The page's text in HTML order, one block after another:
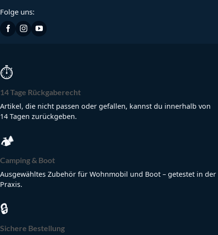
Folge uns:
⏱
14 Tage Rückgaberecht
Artikel, die nicht passen oder gefallen, kannst du innerhalb von
14 Tagen zurückgeben.
🏕
Camping & Boot
Ausgewähltes Zubehör für Wohnmobil und Boot – getestet in der
Praxis.
🔒
Sichere Bestellung